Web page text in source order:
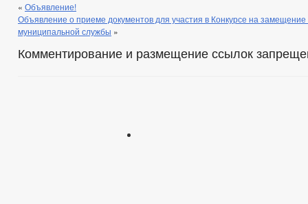
« Объявление!
Объявление о приеме документов для участия в Конкурсе на
муниципальной службы »
Комментирование и размещение ссылок